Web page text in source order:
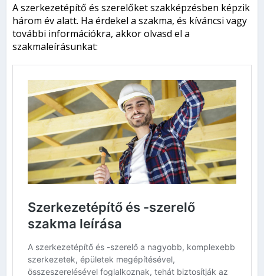
A szerkezetépítő és szerelőket szakképzésben képzik
három év alatt. Ha érdekel a szakma, és kíváncsi vagy
további információkra, akkor olvasd el a
szakmaleírásunkat: